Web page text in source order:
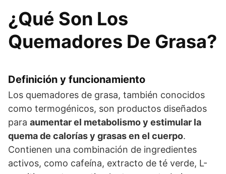
¿Qué Son Los
Quemadores De Grasa?
Definición y funcionamiento
Los quemadores de grasa, también conocidos
como termogénicos, son productos diseñados
para aumentar el metabolismo y estimular la
quema de calorías y grasas en el cuerpo.
Contienen una combinación de ingredientes
activos, como cafeína, extracto de té verde, L-